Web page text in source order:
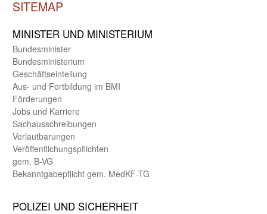
SITEMAP
MINISTER UND MINIST­ERIUM
Bundes­minister
Bundes­ministerium
Geschäfts­einteilung
Aus- und Fortbildung im BMI
Förderungen
Jobs und Karriere
Sachaus­schreibungen
Verlautbarungen
Veröffentlichungspflichten
gem. B-VG
Bekanntgabepflicht gem. MedKF-TG
POLIZEI UND SICHER­HEIT